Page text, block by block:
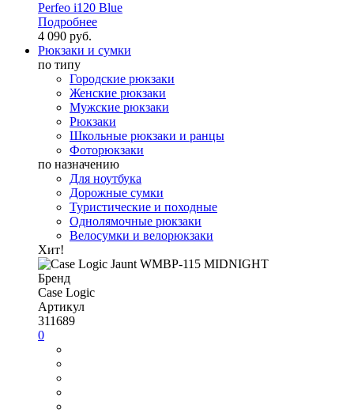
Perfeo i120 Blue
Подробнее
4 090 руб.
Рюкзаки и сумки
по типу
Городские рюкзаки
Женские рюкзаки
Мужские рюкзаки
Рюкзаки
Школьные рюкзаки и ранцы
Фоторюкзаки
по назначению
Для ноутбука
Дорожные сумки
Туристические и походные
Однолямочные рюкзаки
Велосумки и велорюкзаки
Хит!
Бренд
Case Logic
Артикул
311689
0